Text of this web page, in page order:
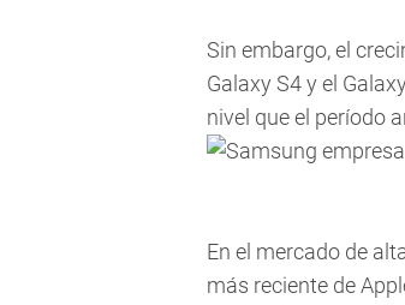
Sin embargo, el
Galaxy S4 y el
nivel que el período
En el mercado de
más reciente de